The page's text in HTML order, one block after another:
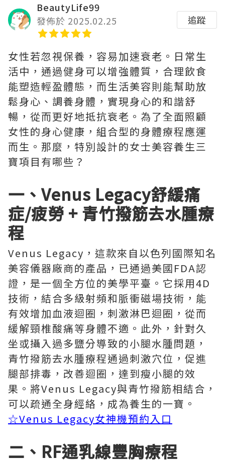
BeautyLife99
發佈於 2025.02.25
追蹤
女性若忽視保養，容易加速衰老。日常生
活中，通過健身可以增強體質，合理飲食
能塑造輕盈體態，而生活美容則能幫助放
鬆身心、調養身體，實現身心的和諧舒
暢，從而更好地抵抗衰老。為了全面照顧
女性的身心健康，組合型的身體療程應運
而生。那麼，特別設計的女士美容養生三
寶項目有哪些？
一、Venus Legacy舒緩痛
症/疲勞 + 青竹撥筋去水腫療
程
Venus Legacy，這款來自以色列國際知名
美容儀器廠商的產品，已通過美國FDA認
證，是一個全方位的美學平臺。它採用4D
技術，結合多級射頻和脈衝磁場技術，能
有效增加血液迴圈，刺激淋巴迴圈，從而
緩解頸椎酸痛等身體不適。此外，針對久
坐或攝入過多鹽分導致的小腿水腫問題，
青竹撥筋去水腫療程通過刺激穴位，促進
腿部排毒，改善迴圈，達到瘦小腿的效
果。將Venus Legacy與青竹撥筋相結合，
可以疏通全身經絡，成為養生的一寶。
☆Venus Legacy女神機預約入口
二、RF通乳線豐胸療程